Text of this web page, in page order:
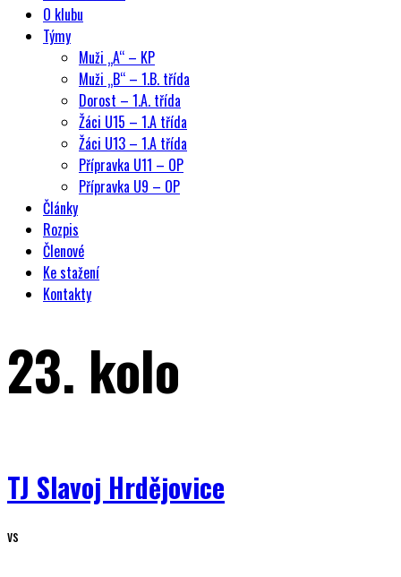
O klubu
Týmy
Muži „A“ – KP
Muži „B“ – 1.B. třída
Dorost – 1.A. třída
Žáci U15 – 1.A třída
Žáci U13 – 1.A třída
Přípravka U11 – OP
Přípravka U9 – OP
Články
Rozpis
Členové
Ke stažení
Kontakty
23. kolo
TJ Slavoj Hrdějovice
vs